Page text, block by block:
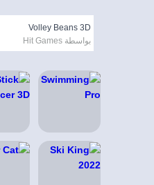
Volley Beans 3D
بواسطة Hit Games